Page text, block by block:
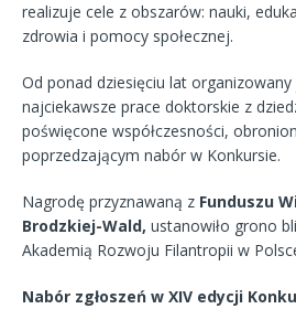
realizuje cele z obszarów: nauki,
zdrowia i pomocy społecznej.
Od ponad dziesięciu lat
najciekawsze prace doktorskie z
poświęcone współczesności,
poprzedzającym nabór w Konkursie.
Nagrodę przyznawaną z Funduszu
Brodzkiej-Wald, ustanowiło grono
Akademią Rozwoju Filantropii w
Nabór zgłoszeń w XIV edycji